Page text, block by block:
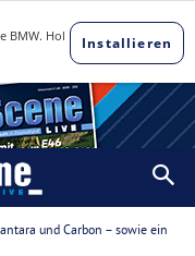
und Carbon – sowie ein